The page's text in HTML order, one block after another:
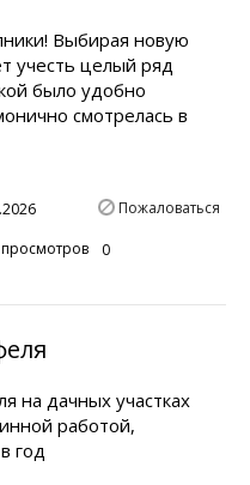
Выбирая новую
учесть целый ряд
было удобно
смотрелась в
Пожаловаться
0
на дачных участках
работой,
год